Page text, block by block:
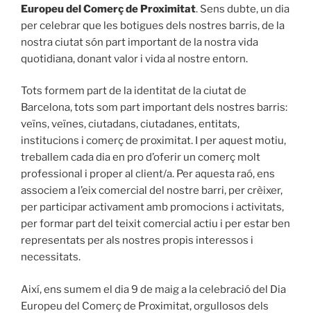
Europeu del Comerç de Proximitat. Sens dubte, un dia
per celebrar que les botigues dels nostres barris, de la
nostra ciutat són part important de la nostra vida
quotidiana, donant valor i vida al nostre entorn.
Tots formem part de la identitat de la ciutat de
Barcelona, tots som part important dels nostres barris:
veïns, veïnes, ciutadans, ciutadanes, entitats,
institucions i comerç de proximitat. I per aquest motiu,
treballem cada dia en pro d’oferir un comerç molt
professional i proper al client/a. Per aquesta raó, ens
associem a l’eix comercial del nostre barri, per crèixer,
per participar activament amb promocions i activitats,
per formar part del teixit comercial actiu i per estar ben
representats per als nostres propis interessos i
necessitats.
Així, ens sumem el dia 9 de maig a la celebració del Dia
Europeu del Comerç de Proximitat, orgullosos dels